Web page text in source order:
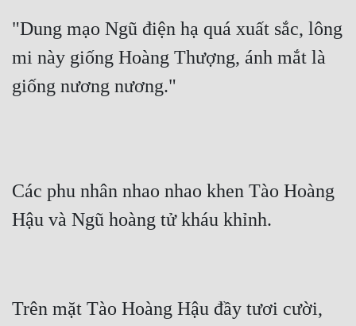
Tu Tiên
Xuyên Không
Xuyên Nhanh
"Dung mạo Ngũ điện hạ quá xuất sắc, lông
mi này giống Hoàng Thượng, ánh mắt là
giống nương nương."
Các phu nhân nhao nhao khen Tào Hoàng
Hậu và Ngũ hoàng tử kháu khỉnh.
Trên mặt Tào Hoàng Hậu đầy tươi cười,